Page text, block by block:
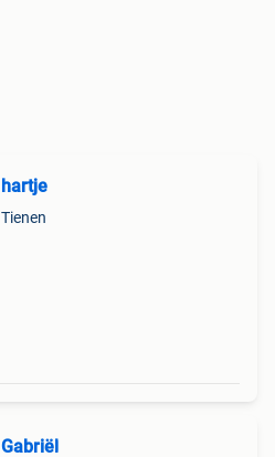
hartje
Tienen
Gabriël